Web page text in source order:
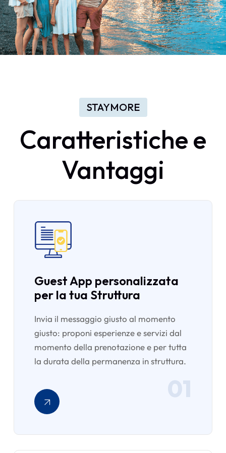
STAYMORE
Caratteristichee
Vantaggi
Guest App personalizzata
per la tua Struttura
Invia il messaggio giusto al momento
giusto: proponi esperienze e servizi dal
momento della prenotazione e per tutta
la durata della permanenza in struttura.
01